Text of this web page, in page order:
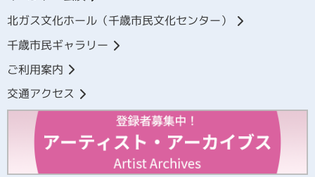
北ガス文化ホール（千歳市民文化センター）
千歳市民ギャラリー
ご利用案内
交通アクセス